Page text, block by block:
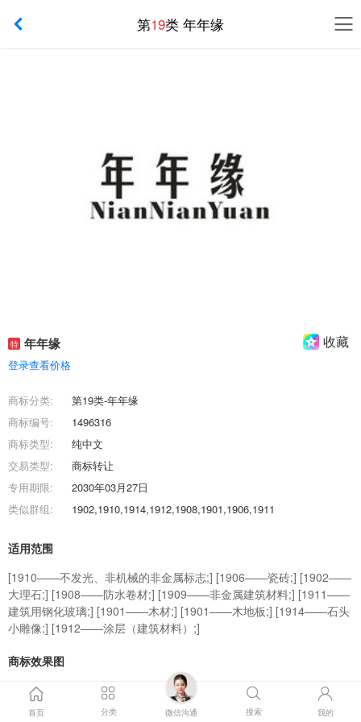
第19类 年年缘
特 年年缘 收藏
登录查看价格
商标分类:
第19类-年年缘
商标编号:
1496316
商标类型:
纯中文
交易类型:
商标转让
专用期限:
2030年03月27日
类似群组:
1902,1910,1914,1912,1908,1901,1906,1911
适用范围
[1910——不发光、非机械的非金属标志;] [1906——瓷砖;] [1902——
大理石;] [1908——防水卷材;] [1909——非金属建筑材料;] [1911——
建筑用钢化玻璃;] [1901——木材;] [1901——木地板;] [1914——石头
小雕像;] [1912——涂层（建筑材料）;]
商标效果图
商标交易流程
首页 分类 微信沟通 搜索 我的